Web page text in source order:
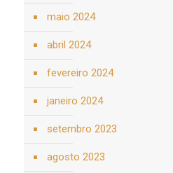
maio 2024
abril 2024
fevereiro 2024
janeiro 2024
setembro 2023
agosto 2023